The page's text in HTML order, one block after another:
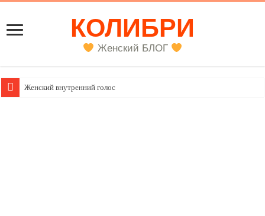
КОЛИБРИ
Женский БЛОГ
Женский внутренний голос